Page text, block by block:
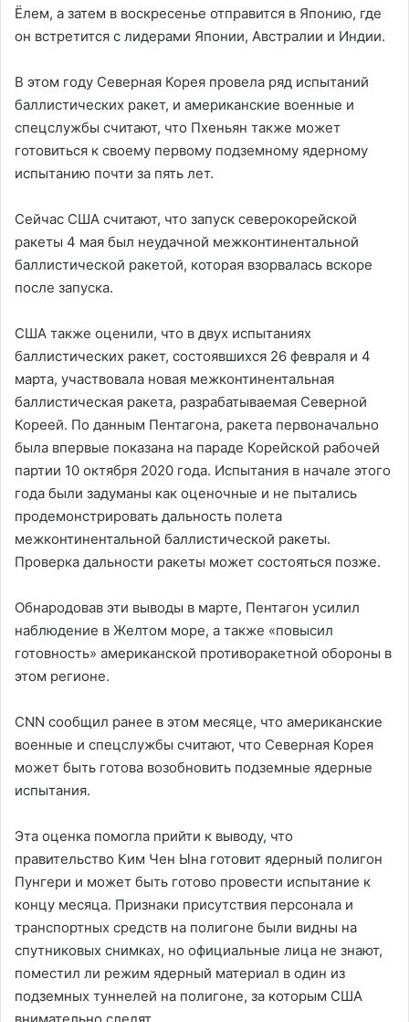
Ёлем, а затем в воскресенье отправится в Японию, где
он встретится с лидерами Японии, Австралии и Индии.
В этом году Северная Корея провела ряд испытаний
баллистических ракет, и американские военные и
спецслужбы считают, что Пхеньян также может
готовиться к своему первому подземному ядерному
испытанию почти за пять лет.
Сейчас США считают, что запуск северокорейской
ракеты 4 мая был неудачной межконтинентальной
баллистической ракетой, которая взорвалась вскоре
после запуска.
США также оценили, что в двух испытаниях
баллистических ракет, состоявшихся 26 февраля и 4
марта, участвовала новая межконтинентальная
баллистическая ракета, разрабатываемая Северной
Кореей. По данным Пентагона, ракета первоначально
была впервые показана на параде Корейской рабочей
партии 10 октября 2020 года. Испытания в начале этого
года были задуманы как оценочные и не пытались
продемонстрировать дальность полета
межконтинентальной баллистической ракеты.
Проверка дальности ракеты может состояться позже.
Обнародовав эти выводы в марте, Пентагон усилил
наблюдение в Желтом море, а также «повысил
готовность» американской противоракетной обороны в
этом регионе.
CNN сообщил ранее в этом месяце, что американские
военные и спецслужбы считают, что Северная Корея
может быть готова возобновить подземные ядерные
испытания.
Эта оценка помогла прийти к выводу, что
правительство Ким Чен Ына готовит ядерный полигон
Пунгери и может быть готово провести испытание к
концу месяца. Признаки присутствия персонала и
транспортных средств на полигоне были видны на
спутниковых снимках, но официальные лица не знают,
поместил ли режим ядерный материал в один из
подземных туннелей на полигоне, за которым США